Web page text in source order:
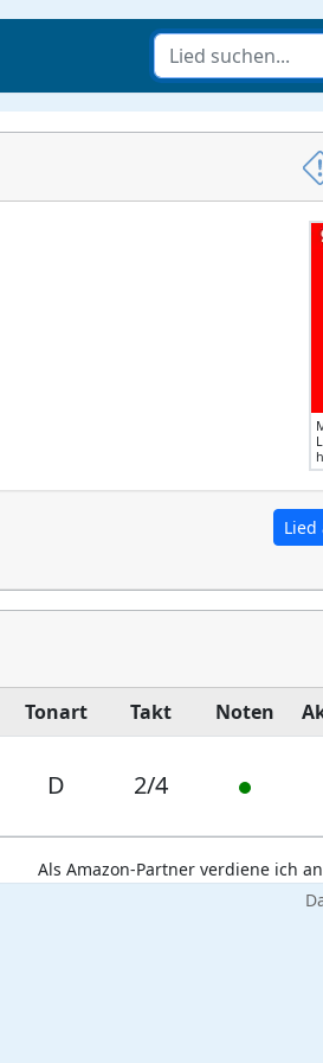
Lied
Tonart Takt Noten
D 2/4
Als Amazon-Partner verdiene ich